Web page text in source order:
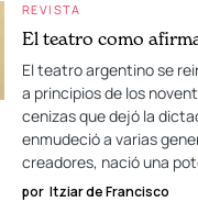
REVISTA
El teatro como
El teatro argentino se
a principios de los
cenizas que dejó la
enmudeció a varias
creadores, nació una
por Itziar de Francisco